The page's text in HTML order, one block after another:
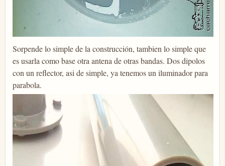
Sorpende lo simple de la construcción, tambien lo simple que
es usarla como base otra antena de otras bandas. Dos dipolos
con un reflector, asi de simple, ya tenemos un iluminador para
parabola.